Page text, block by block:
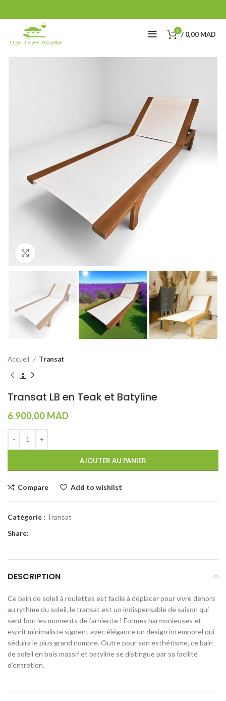
0 / 0,00 MAD
Accueil Transat
Transat LB en Teak et Batyline
6.900,00 MAD
AJOUTER AU PANIER
Compare Add to wishlist
Catégorie : Transat
Share:
DESCRIPTION
Ce bain de soleil à roulettes est facile à déplacer pour vivre dehors
au rythme du soleil, le transat est un indispensable de saison qui
sent bon les moments de farniente ! Formes harmonieuses et
esprit minimaliste signent avec élégance un design intemporel qui
séduira le plus grand nombre. Outre pour son esthétisme, ce bain
de soleil en bois massif et batyline se distingue par sa facilité
d’entretien.